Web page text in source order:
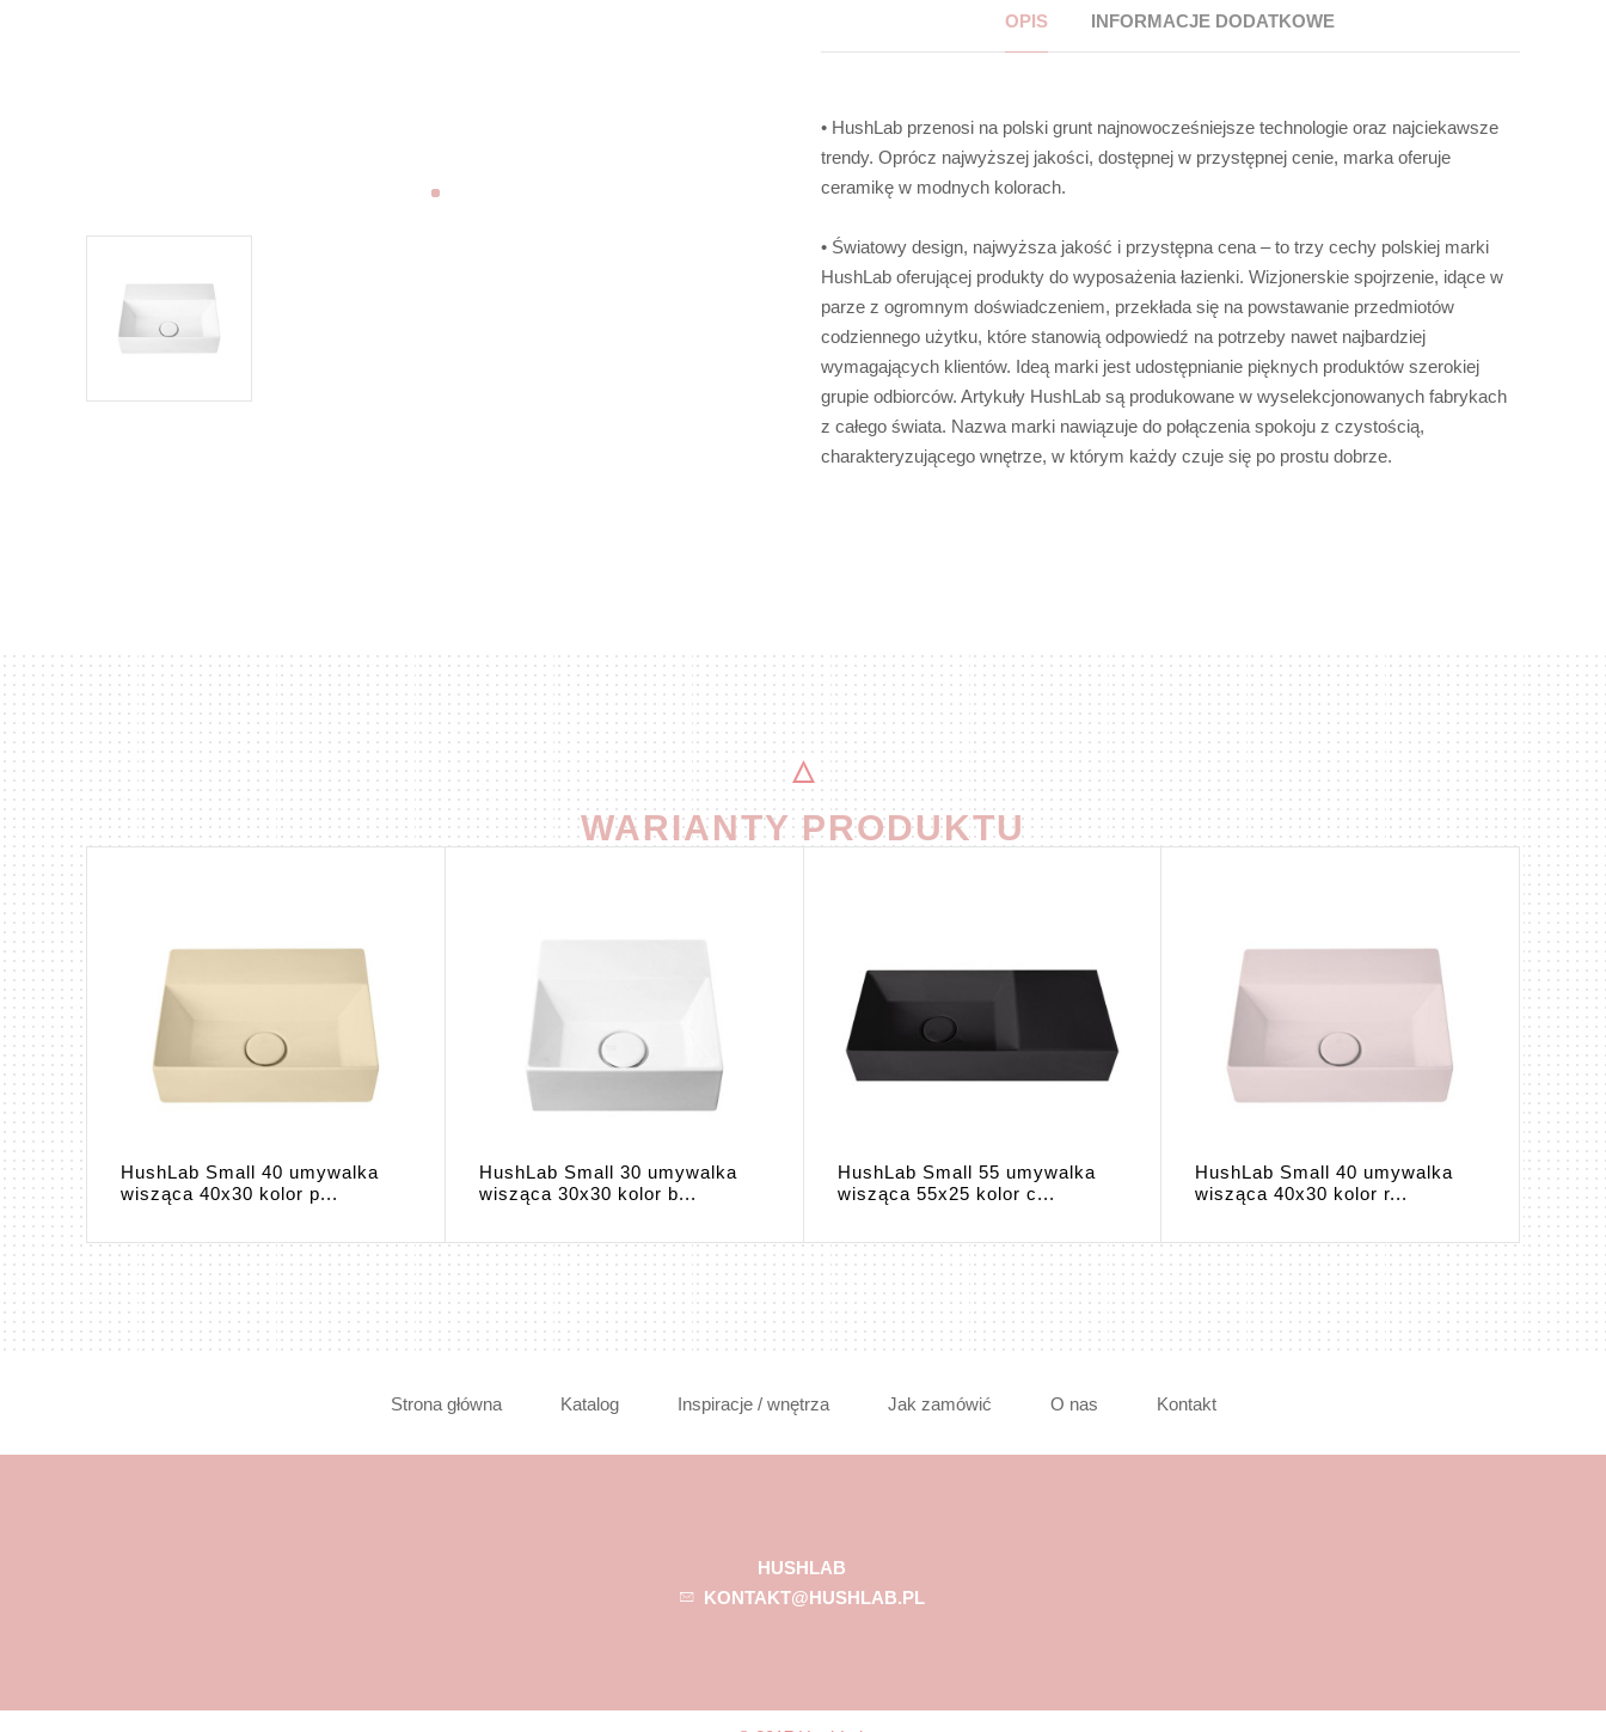
OPIS INFORMACJE DODATKOWE
• HushLab przenosi na polski grunt najnowocześniejsze technologie oraz najciekawsze
trendy. Oprócz najwyższej jakości, dostępnej w przystępnej cenie, marka oferuje
ceramikę w modnych kolorach.
• Światowy design, najwyższa jakość i przystępna cena – to trzy cechy polskiej marki
HushLab oferującej produkty do wyposażenia łazienki. Wizjonerskie spojrzenie, idące w
parze z ogromnym doświadczeniem, przekłada się na powstawanie przedmiotów
codziennego użytku, które stanowią odpowiedź na potrzeby nawet najbardziej
wymagających klientów. Ideą marki jest udostępnianie pięknych produktów szerokiej
grupie odbiorców. Artykuły HushLab są produkowane w wyselekcjonowanych fabrykach
z całego świata. Nazwa marki nawiązuje do połączenia spokoju z czystością,
charakteryzującego wnętrze, w którym każdy czuje się po prostu dobrze.
WARIANTY PRODUKTU
HushLab Small 40 umywalka
wisząca 40x30 kolor p...
HushLab Small 30 umywalka
wisząca 30x30 kolor b...
HushLab Small 55 umywalka
wisząca 55x25 kolor c...
HushLab Small 40 umywalka
wisząca 40x30 kolor r...
Strona główna Katalog Inspiracje / wnętrza Jak zamówić O nas Kontakt
HUSHLAB
KONTAKT@HUSHLAB.PL